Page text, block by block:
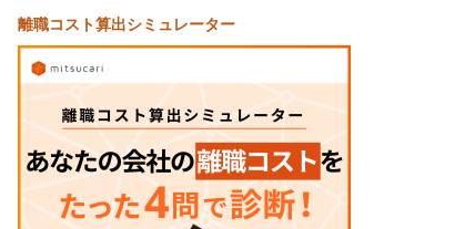
離職コスト算出シミュレーター